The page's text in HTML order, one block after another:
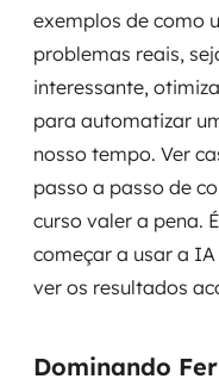
exemplos de como
problemas reais,
interessante,
para automatizar
nosso tempo. Ver
passo a passo de
curso valer a pena.
começar a usar a
ver os resultados
Dominando